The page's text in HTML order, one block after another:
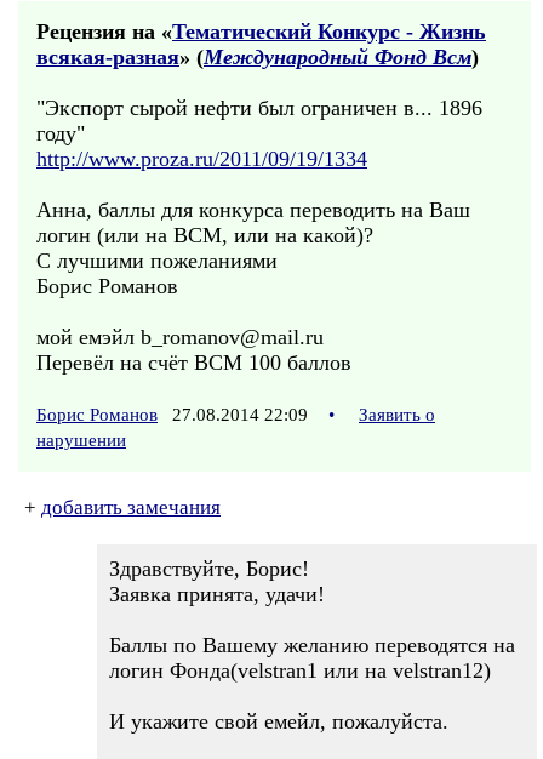
Рецензия на «Тематический Конкурс - Жизнь
всякая-разная» (Международный Фонд Всм)
"Экспорт сырой нефти был ограничен в... 1896
году"
http://www.proza.ru/2011/09/19/1334
Анна, баллы для конкурса переводить на Ваш
логин (или на ВСМ, или на какой)?
С лучшими пожеланиями
Борис Романов
мой емэйл b_romanov@mail.ru
Перевёл на счёт ВСМ 100 баллов
Борис Романов 27.08.2014 22:09 •
Заявить о
нарушении
+ добавить замечания
Здравствуйте, Борис!
Заявка принята, удачи!
Баллы по Вашему желанию переводятся на
логин Фонда(velstran1 или на velstran12)
И укажите свой емейл, пожалуйста.